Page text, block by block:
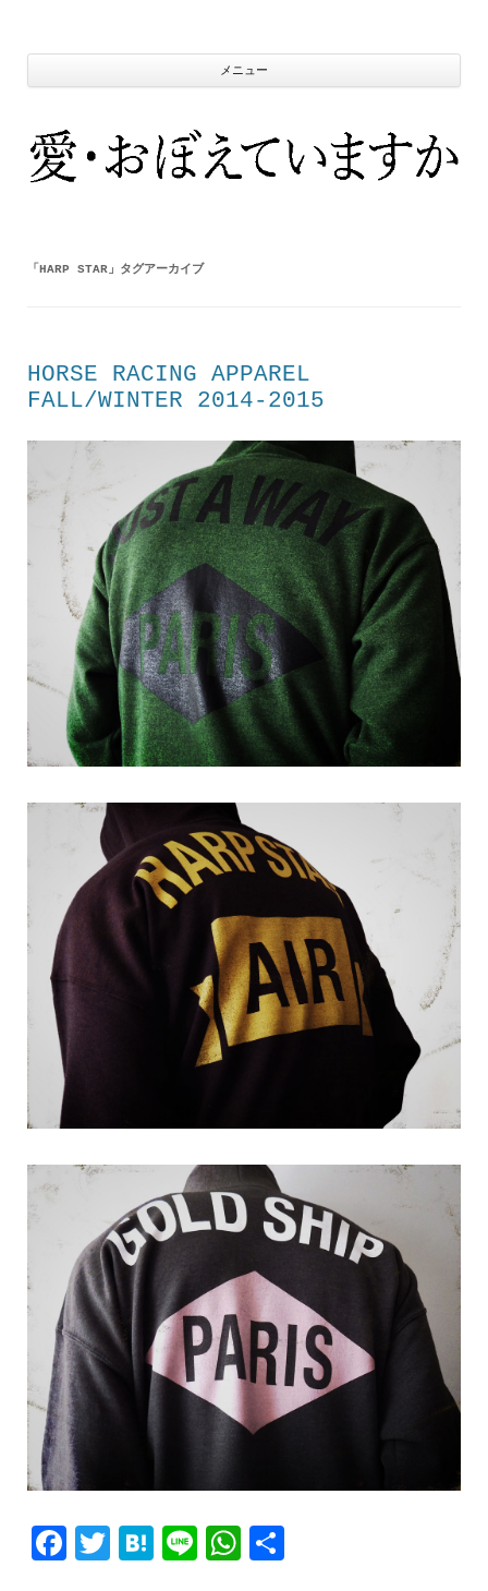
ン
へ
プ
メニュー
「 HARP STAR」タグアーカイブ
HORSE RACING APPAREL
FALL/WINTER 2014-2015
F T H L W 共